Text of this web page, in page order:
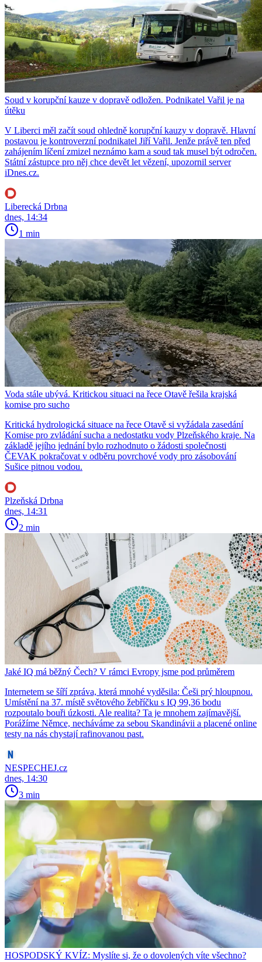
Soud v korupční kauze v dopravě odložen. Podnikatel Vařil je na
útěku
V Liberci měl začít soud ohledně korupční kauzy v dopravě. Hlavní
postavou je kontroverzní podnikatel Jiří Vařil. Jenže právě ten před
zahájením líčení zmizel neznámo kam a soud tak musel být odročen.
Státní zástupce pro něj chce devět let vězení, upozornil server
iDnes.cz.
Liberecká Drbna
dnes, 14:34
1 min
Voda stále ubývá. Kritickou situaci na řece Otavě řešila krajská
komise pro sucho
Kritická hydrologická situace na řece Otavě si vyžádala zasedání
Komise pro zvládání sucha a nedostatku vody Plzeňského kraje. Na
základě jejího jednání bylo rozhodnuto o žádosti společnosti
ČEVAK pokračovat v odběru povrchové vody pro zásobování
Sušice pitnou vodou.
Plzeňská Drbna
dnes, 14:31
2 min
Jaké IQ má běžný Čech? V rámci Evropy jsme pod průměrem
Internetem se šíří zpráva, která mnohé vyděsila: Češi prý hloupnou.
Umístění na 37. místě světového žebříčku s IQ 99,36 bodu
rozpoutalo bouři úzkosti. Ale realita? Ta je mnohem zajímavější.
Porážíme Němce, necháváme za sebou Skandinávii a placené online
testy na nás chystají rafinovanou past.
NESPECHEJ.cz
dnes, 14:30
3 min
HOSPODSKÝ KVÍZ: Myslíte si, že o dovolených víte všechno?